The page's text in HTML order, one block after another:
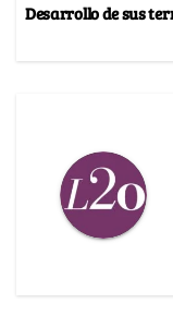
Desarrollo de sus